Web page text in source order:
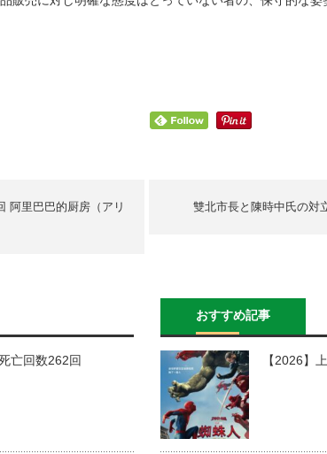
阿里巴巴的厨房（アリ
雙北市長と陳時中氏の対
亡回数262回
おすすめ記事
【2026】